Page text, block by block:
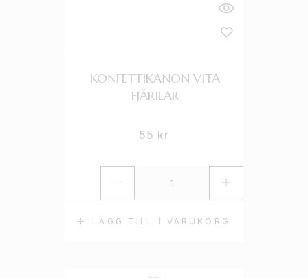
LÄGG TILL I VARUKORG
KONFETTIKANON VITA
FJÄRILAR
55 kr